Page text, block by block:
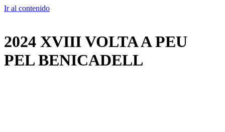
Ir al contenido
2024 XVIII VOLTA A PEU
PEL BENICADELL